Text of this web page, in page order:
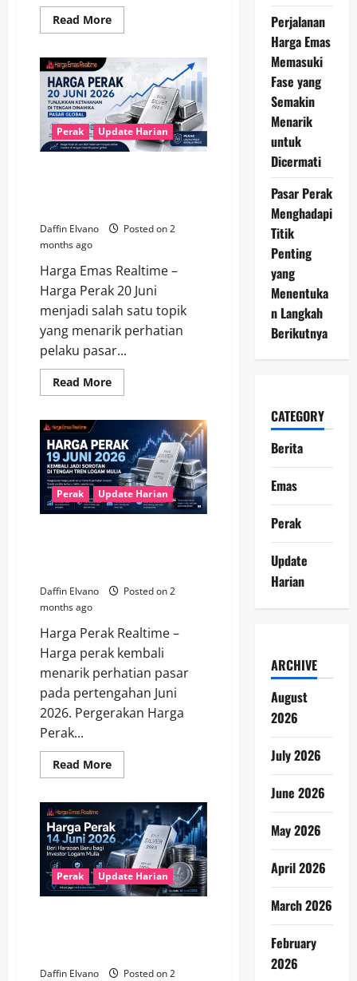
Read MoreRead
more
Hari
Ini
21
Juni
2026
Bertahan
Kuat,
Investor
Perak Update Harian
Daffin Elvano
Posted on 2
months ago
Harga Emas Realtime –
Harga Perak 20 Juni
menjadi salah satu topik
yang menarik perhatian
pelaku pasar...
Read MoreRead
more
20
Juni
2026
Tunjukkan
Ketahanan
di
Tengah
Dinamika
Perak Update Harian
Daffin Elvano
Posted on 2
months ago
Harga Perak Realtime –
Harga perak kembali
menarik perhatian pasar
pada pertengahan Juni
2026. Pergerakan Harga
Perak...
Read MoreRead
more
Perak
19
Juni
2026
Kembali
Jadi
Sorotan
di
Tengah
Perak Update Harian
Daffin Elvano
Posted on 2
Perjalanan
Harga Emas
Memasuki
Fase yang
Semakin
Menarik
untuk
Dicermati
Pasar Perak
Menghadapi
Titik
Penting
yang
Menentuka
n Langkah
Berikutnya
CATEGORY
Berita
Emas
Perak
Update
Harian
ARCHIVE
August
2026
July 2026
June 2026
May 2026
April 2026
March 2026
February
2026